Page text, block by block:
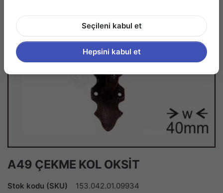
A49 ÇEKME KOL OKSİT
Stok kodu (SKU) 153.042.01.09934
Seçileni kabul et
Hepsini kabul et